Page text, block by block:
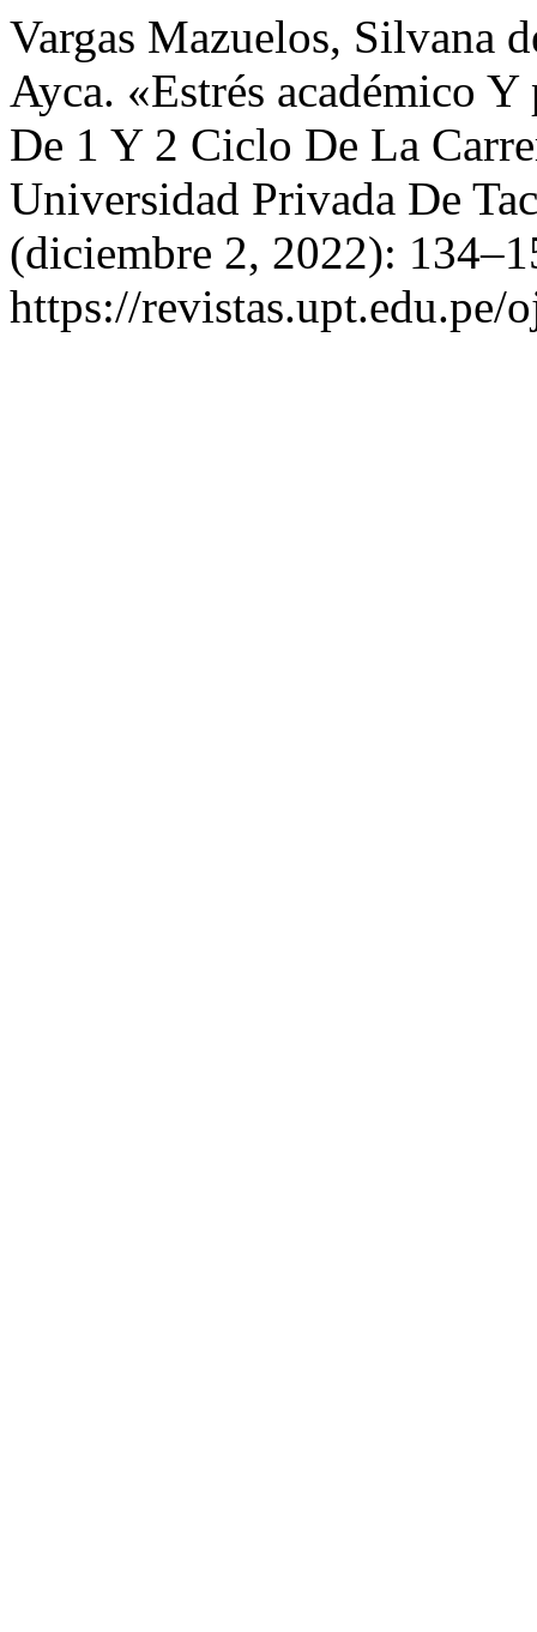
Vargas Mazuelos, Silvana
Ayca. «Estrés académico
De 1 Y 2 Ciclo De La
Universidad Privada De
(diciembre 2, 2022):
https://revistas.upt.edu.pe/